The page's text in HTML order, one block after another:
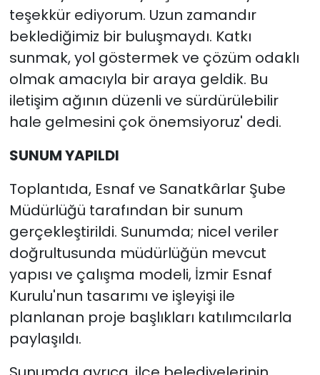
teşekkür ediyorum. Uzun zamandır
beklediğimiz bir buluşmaydı. Katkı
sunmak, yol göstermek ve çözüm odaklı
olmak amacıyla bir araya geldik. Bu
iletişim ağının düzenli ve sürdürülebilir
hale gelmesini çok önemsiyoruz' dedi.
SUNUM YAPILDI
Toplantıda, Esnaf ve Sanatkârlar Şube
Müdürlüğü tarafından bir sunum
gerçekleştirildi. Sunumda; nicel veriler
doğrultusunda müdürlüğün mevcut
yapısı ve çalışma modeli, İzmir Esnaf
Kurulu'nun tasarımı ve işleyişi ile
planlanan proje başlıkları katılımcılarla
paylaşıldı.